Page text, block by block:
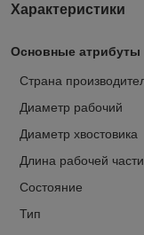
Характеристики
Основные атрибуты
Страна
Диаметр рабочий
Диаметр хвостовика
Длина рабочей части
Состояние
Тип